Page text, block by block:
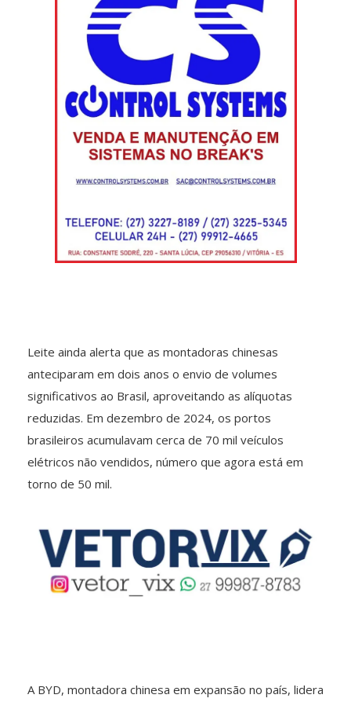
Leite ainda alerta que as montadoras chinesas
anteciparam em dois anos o envio de volumes
significativos ao Brasil, aproveitando as alíquotas
reduzidas. Em dezembro de 2024, os portos
brasileiros acumulavam cerca de 70 mil veículos
elétricos não vendidos, número que agora está em
torno de 50 mil.
A BYD, montadora chinesa em expansão no país, lidera